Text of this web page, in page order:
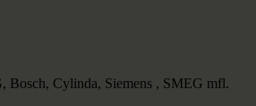
Bosch, Cylinda, Siemens , SMEG mfl.